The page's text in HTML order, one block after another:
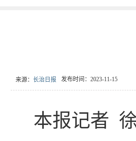
来源： 长治日报 发布时间：2023-11-15
本报记者